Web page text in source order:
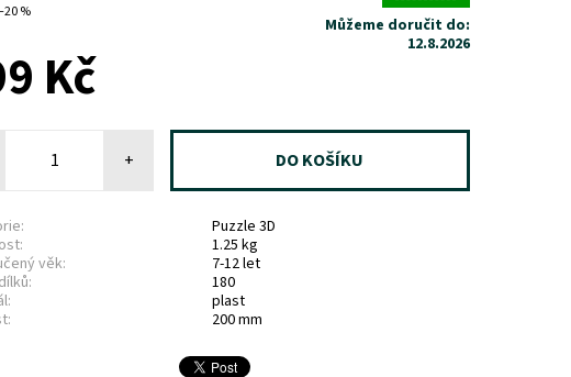
%
Můžeme doručit do:
12.8.2026
Kč
+
Puzzle 3D
1.25 kg
věk:
7-12 let
180
plast
200 mm